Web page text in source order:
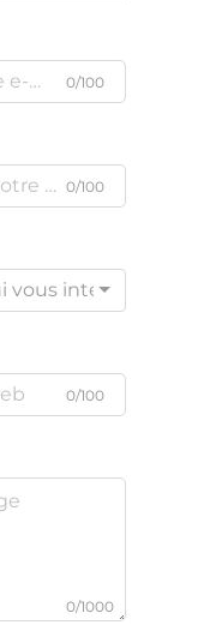
0/100
0/100
intéresse
0/100
0/1000